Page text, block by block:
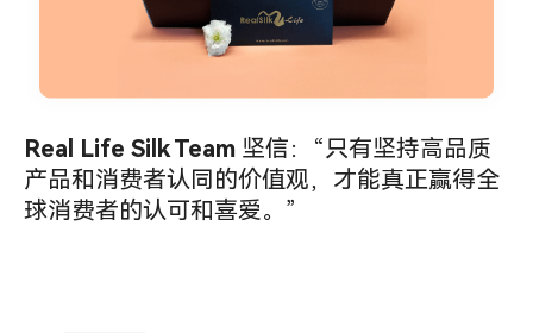
Real Life Silk Team 坚信：“只有坚持高品质
产品和消费者认同的价值观，才能真正赢得全
球消费者的认可和喜爱。”